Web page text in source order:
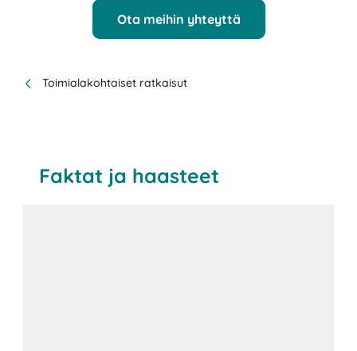
Ota meihin yhteyttä
Toimialakohtaiset ratkaisut
Faktat ja haasteet